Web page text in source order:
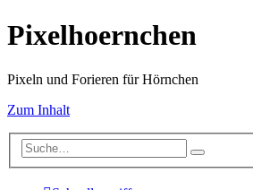
Pixelhoernchen
Pixeln und Forieren für Hörnchen
Zum Inhalt